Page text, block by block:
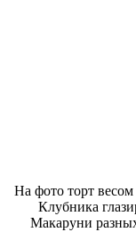
На фото торт
Клубника
Макаруни